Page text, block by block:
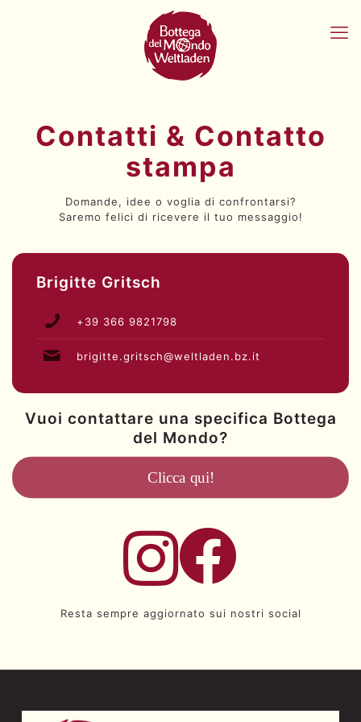
Contatti & Contatto
stampa
Domande, idee o voglia di confrontarsi?
Saremo felici di ricevere il tuo messaggio!
Brigitte Gritsch
+39 366 9821798
brigitte.gritsch@weltladen.bz.it
Vuoi contattare una specifica Bottega
del Mondo?
Clicca qui!
Resta sempre aggiornato sui nostri social